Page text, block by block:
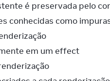
é preservada pelo
conhecidas como
em um effect